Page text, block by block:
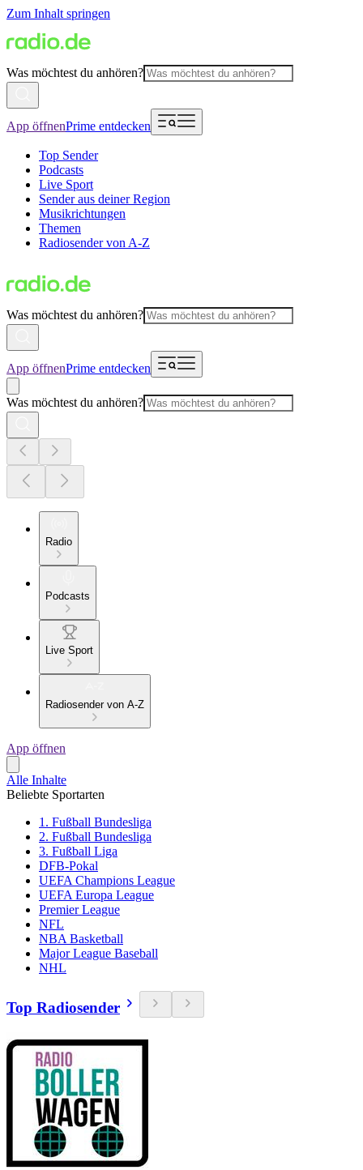
Zum Inhalt springen
Was möchtest du anhören?
App öffnenPrime entdecken
Top Sender
Podcasts
Live Sport
Sender aus deiner Region
Musikrichtungen
Themen
Radiosender von A-Z
Was möchtest du anhören?
App öffnenPrime entdecken
Was möchtest du anhören?
Radio
Podcasts
Live Sport
Radiosender von A-Z
App öffnen
Alle Inhalte
Beliebte Sportarten
1. Fußball Bundesliga
2. Fußball Bundesliga
3. Fußball Liga
DFB-Pokal
UEFA Champions League
UEFA Europa League
Premier League
NFL
NBA Basketball
Major League Baseball
NHL
Top Radiosender